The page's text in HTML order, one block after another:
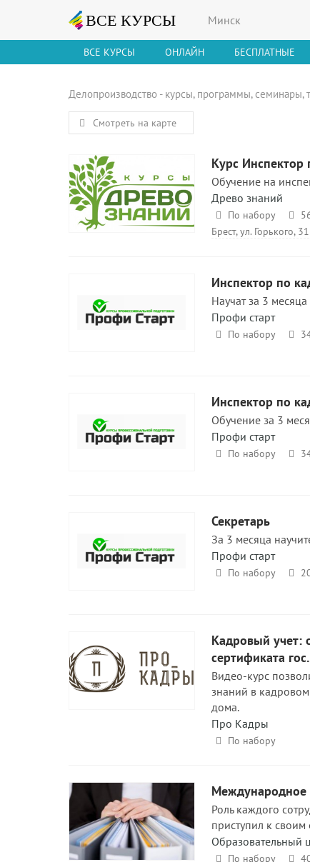
Минск
ВСЕ КУРСЫ ОНЛАЙН БЕСПЛАТНЫЕ
Делопроизводство - курсы, программы, семинары,
Смотреть на карте
Курс Инспектор
Обучение на
Древо знаний
По набору
Брест, ул. Горького, 31
Инспектор по
Научат за 3
Профи старт
По набору
Инспектор по
Обучение за 3
Профи старт
По набору
Секретарь
За 3 месяца
Профи старт
По набору
Кадровый учет:
сертификата
Видео-курс
знаний в
дома.
Про Кадры
По набору
Международное
Роль каждого
приступил к своим
Образовательный
По набору